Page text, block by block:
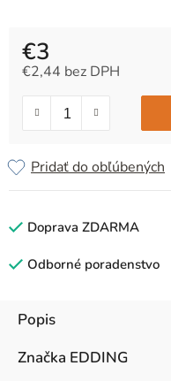
€3
€2,44 bez DPH
Pridať do obľúbených
Doprava ZDARMA
Odborné poradenstvo
Popis
Značka EDDING